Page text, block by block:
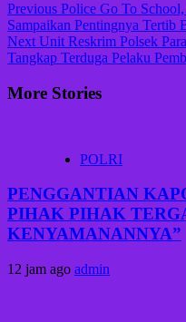
Previous Police Go To
Sampaikan Pentingnya Tertib
Next Unit Reskrim Polsek
Tangkap Terduga Pelaku
More Stories
POLRI
PENGGANTIAN
PIHAK PIHAK
KENYAMANANNYA”
12 jam ago admin